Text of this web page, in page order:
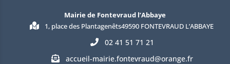
Mairie de Fontevraud l’Abbaye
1, place des Plantagenêts49590 FONTEVRAUD L’ABBAYE
02 41 51 71 21
accueil-mairie.fontevraud@orange.fr